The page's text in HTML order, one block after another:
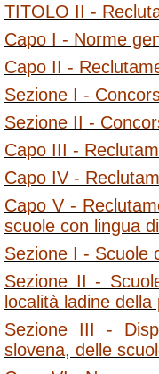
TITOLO II -
Capo I - Norme
Capo II -
Sezione I -
Sezione II -
Capo III -
Capo IV -
Capo V -
scuole con lingua
Sezione I - Scuole
Sezione II -
località ladine
Sezione III -
slovena, delle